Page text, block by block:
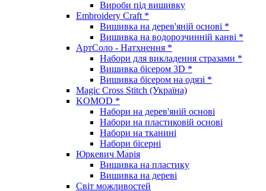
Вироби під вишивку
Embroidery Craft *
Вишивка на дерев'яній основі *
Вишивка на водорозчинній канві *
АртСоло - Натхнення *
Набори для викладення стразами *
Вишивка бісером 3D *
Вишивка бісером на одязі *
Magic Cross Stitch (Україна)
KOMOD *
Набори на дерев'яній основі
Набори на пластиковій основі
Набори на тканині
Набори бісерні
Юркевич Марія
Вишивка на пластику
Вишивка на дереві
Світ можливостей